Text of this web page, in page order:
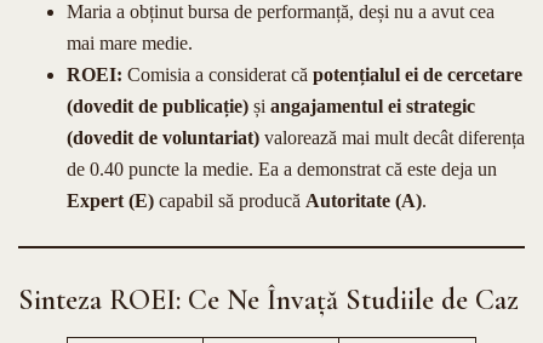
Maria a obținut bursa de performanță, deși nu a avut cea
mai mare medie.
ROEI: Comisia a considerat că potențialul ei de cercetare
(dovedit de publicație) și angajamentul ei strategic
(dovedit de voluntariat) valorează mai mult decât diferența
de 0.40 puncte la medie. Ea a demonstrat că este deja un
Expert (E) capabil să producă Autoritate (A).
Sinteza ROEI: Ce Ne Învață Studiile de Caz